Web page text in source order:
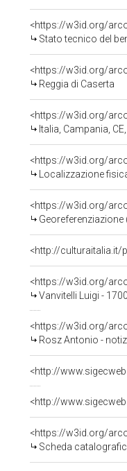
<https://w3id.org/
Stato tecnico del
<https://w3id.org/
Reggia di Caserta
<https://w3id.org/
Italia, Campania,
<https://w3id.org/
Localizzazione
<https://w3id.org/
<http://culturaitalia.it/
<https://w3id.org/
Vanvitelli Luigi -
<https://w3id.org/
Rosz Antonio -
<https://w3id.org/
Scheda